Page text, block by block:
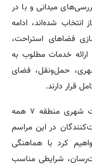
از بررسی‌های میدانی و با در
شده‌اند، ادامه
فضاهای استراحت،
خدمات مطلوب به
حمل‌ونقل، فضای
قرار دارند.
محمدهادی علی‌احمدی با تأکید بر اینکه مدیریت شهری منطقه ۷ همه
در این مراسم
کرد با هماهنگی
شرایطی مناسب